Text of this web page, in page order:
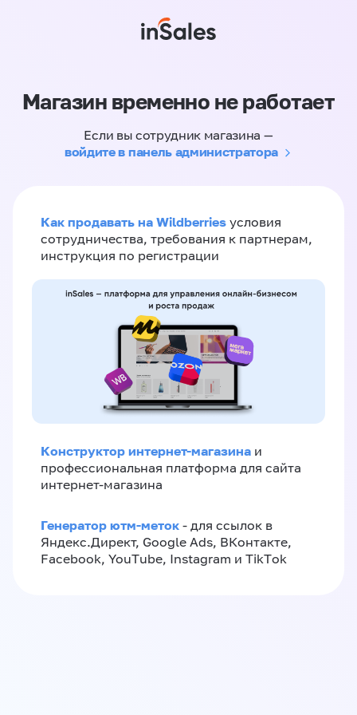
Магазин временно не работает
Если вы сотрудник магазина —
войдите в панель администратора
Как продавать на Wildberries условия
сотрудничества, требования к партнерам,
инструкция по регистрации
Конструктор интернет-магазина и
профессиональная платформа для сайта
интернет-магазина
Генератор ютм-меток - для ссылок в
Яндекс.Директ, Google Ads, ВКонтакте,
Facebook, YouTube, Instagram и TikTok